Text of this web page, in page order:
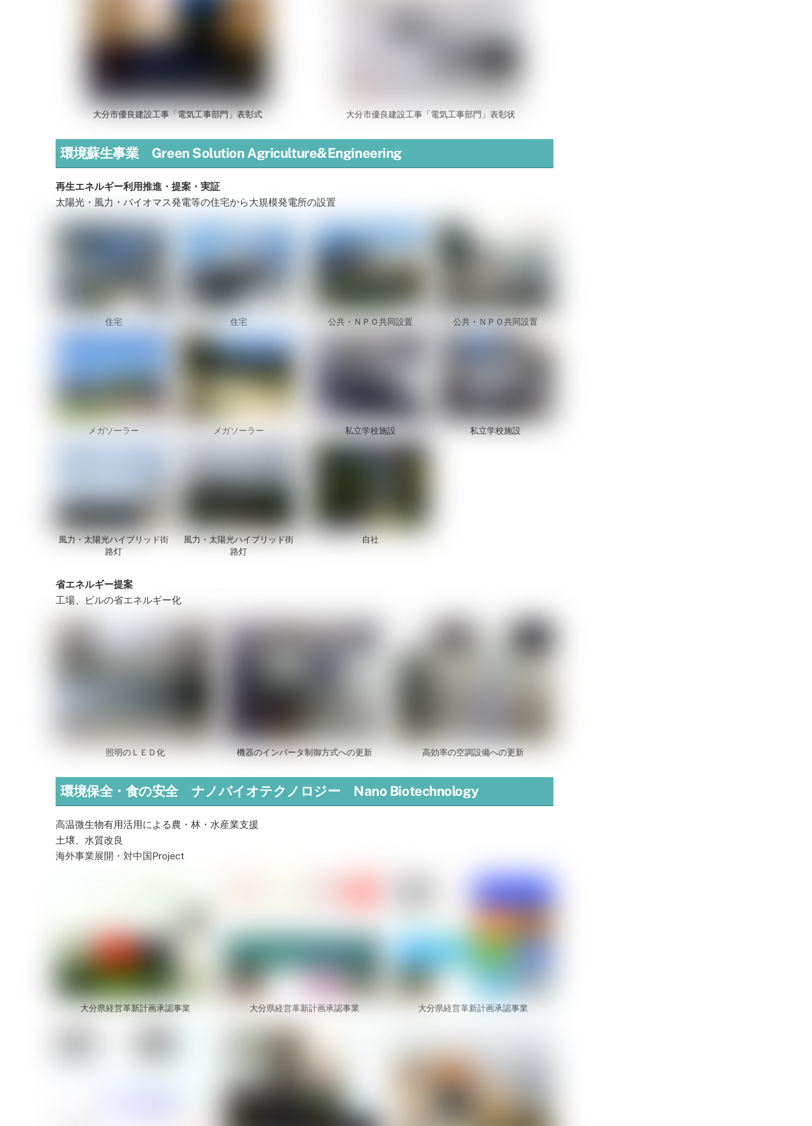
大分市優良建設工事「電気工事部門」表彰式 大分市優良建設工事「電気工事部門」表彰状
環境蘇生事業 Green Solution Agriculture&Engineering
再生エネルギー利用推進・提案・実証
太陽光・風力・バイオマス発電等の住宅から大規模発電所の設置
住宅 住宅 公共・ＮＰＯ共同設置 公共・ＮＰＯ共同設置
メガソーラー メガソーラー 私立学校施設 私立学校施設
風力・太陽光ハイブリッド街
路灯
風力・太陽光ハイブリッド街
路灯
自社
省エネルギー提案
工場、ビルの省エネルギー化
照明のＬＥＤ化 機器のインバータ制御方式への更新 高効率の空調設備への更新
環境保全・食の安全 ナノバイオテクノロジー Nano Biotechnology
高温微生物有用活用による農・林・水産業支援
土壌、水質改良
海外事業展開・対中国Project
大分県経営革新計画承認事業 大分県経営革新計画承認事業 大分県経営革新計画承認事業